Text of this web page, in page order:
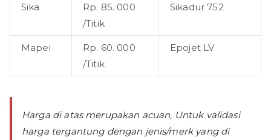
Sika
Rp. 85. 000
/Titik
Sikadur 752
Mapei
Rp. 60. 000
/Titik
Epojet LV
Harga di atas merupakan acuan, Untuk validasi
harga tergantung dengan jenis/merk yang di